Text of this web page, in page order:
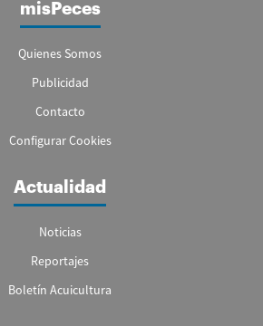
misPeces
Quienes Somos
Publicidad
Contacto
Configurar Cookies
Actualidad
Noticias
Reportajes
Boletín Acuicultura